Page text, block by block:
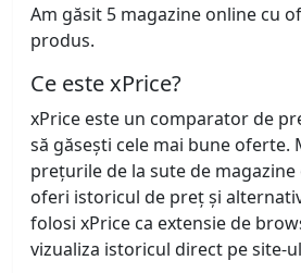
Am găsit 5 magazine online cu
produs.
Ce este xPrice?
xPrice este un comparator de
să găsești cele mai bune oferte.
prețurile de la sute de
oferi istoricul de preț și
folosi xPrice ca extensie de
vizualiza istoricul direct pe site-